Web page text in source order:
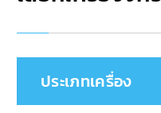
ประเภทเครื่อง